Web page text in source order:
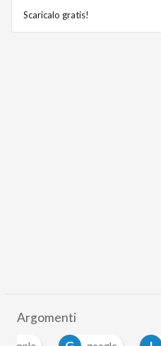
Scaricalo gratis!
Argomenti